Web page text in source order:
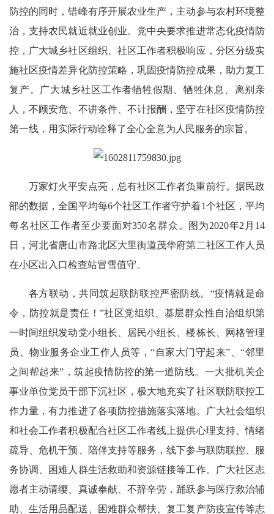
防控的同时，错峰有序开展农业生产，主动参与农村环境整
治，支持农民就近就业创业。党中央要求推进常态化疫情防
控，广大城乡社区组织、社区工作者积极响应，分区分级实
施社区疫情差异化防控策略，巩固疫情防控成果，助力复工
复产。广大城乡社区工作者牺牲假期、牺牲休息、离别亲
人，不顾安危、不讲条件、不计报酬，坚守在社区疫情防控
第一线，用实际行动诠释了全心全意为人民服务的宗旨。
万家灯火平安点亮，总有社区工作者负重前行。据民政
部的数据，全国平均每6个社区工作者守护着1个社区，平均
每名社区工作者至少要面对350名群众。图为2020年2月14
日，河北省唐山市路北区大里街道茂华府第二社区工作人员
在小区出入口检查站冒雪值守。
各方联动，共同筑起联防联控严密防线。“疫情就是命
令，防控就是责任！”社区党组织、基层群众性自治组织第
一时间组织发动党小组长、居民小组长、楼栋长、网格管理
员、物业服务企业工作人员等，“自家大门守起来”、“邻里
之间帮起来”，筑起疫情防控的第一道防线。一大批机关企
事业单位党员干部下沉社区，极大地充实了社区联防联控工
作力量，有力推进了各项防控措施落实落地。广大社会组织
和社会工作者积极配合社区工作者线上提供心理支持、情绪
疏导、危机干预、陪伴支持等服务，线下参与联防联控、服
务协调、困难人群生活救助和资源链接等工作。广大社区志
愿者主动请缨、真诚奉献、不辞辛劳，踊跃参与医疗救治辅
助、生活用品配送、困难群众帮扶、复工复产防疫宣传等志